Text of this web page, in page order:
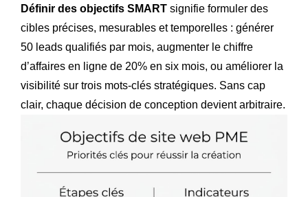
Définir des objectifs SMART signifie formuler des
cibles précises, mesurables et temporelles : générer
50 leads qualifiés par mois, augmenter le chiffre
d’affaires en ligne de 20% en six mois, ou améliorer la
visibilité sur trois mots-clés stratégiques. Sans cap
clair, chaque décision de conception devient arbitraire.